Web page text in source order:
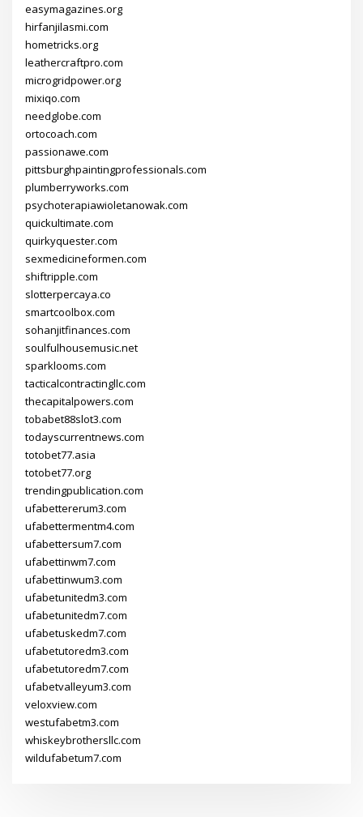
easymagazines.org
hirfanjilasmi.com
hometricks.org
leathercraftpro.com
microgridpower.org
mixiqo.com
needglobe.com
ortocoach.com
passionawe.com
pittsburghpaintingprofessionals.com
plumberryworks.com
psychoterapiawioletanowak.com
quickultimate.com
quirkyquester.com
sexmedicineformen.com
shiftripple.com
slotterpercaya.co
smartcoolbox.com
sohanjitfinances.com
soulfulhousemusic.net
sparklooms.com
tacticalcontractingllc.com
thecapitalpowers.com
tobabet88slot3.com
todayscurrentnews.com
totobet77.asia
totobet77.org
trendingpublication.com
ufabettererum3.com
ufabettermentm4.com
ufabettersum7.com
ufabettinwm7.com
ufabettinwum3.com
ufabetunitedm3.com
ufabetunitedm7.com
ufabetuskedm7.com
ufabetutoredm3.com
ufabetutoredm7.com
ufabetvalleyum3.com
veloxview.com
westufabetm3.com
whiskeybrothersllc.com
wildufabetum7.com